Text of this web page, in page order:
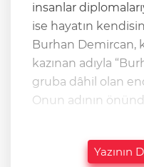
insanlar
ise hayatın
Burhan Demircan,
kazınan adıyla
gruba dâhil olan
Onun adının
Yazının